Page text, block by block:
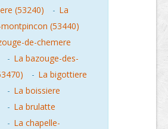
(53240)
- La
(53440)
de-chemere
- La bazouge-des-
- La bigottiere
- La boissiere
- La brulatte
- La chapelle-